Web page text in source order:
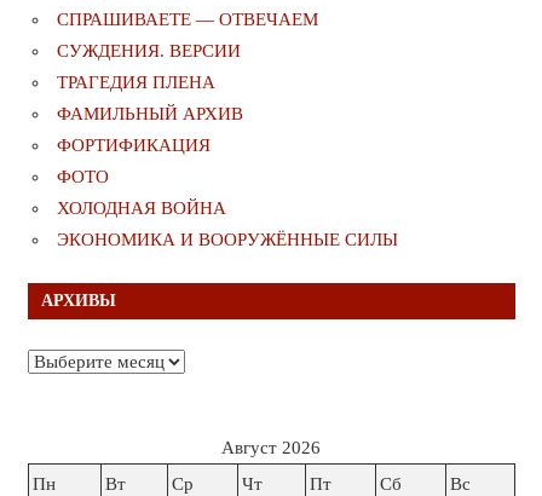
СПРАШИВАЕТЕ — ОТВЕЧАЕМ
СУЖДЕНИЯ. ВЕРСИИ
ТРАГЕДИЯ ПЛЕНА
ФАМИЛЬНЫЙ АРХИВ
ФОРТИФИКАЦИЯ
ФОТО
ХОЛОДНАЯ ВОЙНА
ЭКОНОМИКА И ВООРУЖЁННЫЕ СИЛЫ
АРХИВЫ
Архивы
Август 2026
Пн
Вт Ср Чт Пт Сб Вс